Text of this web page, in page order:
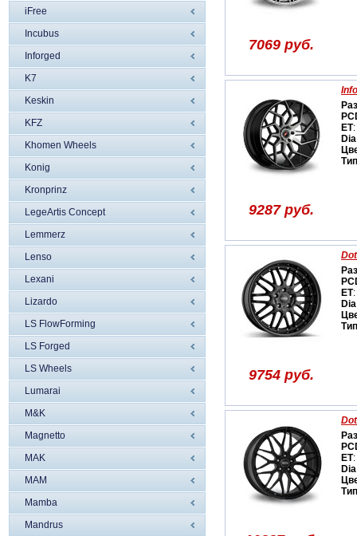
iFree
Incubus
Inforged
K7
Keskin
KFZ
Khomen Wheels
Konig
Kronprinz
LegeArtis Concept
Lemmerz
Lenso
Lexani
Lizardo
LS FlowForming
LS Forged
LS Wheels
Lumarai
M&K
Magnetto
MAK
MAM
Mamba
Mandrus
7069 руб.
ET
Dia
Тип
9287 руб.
ET
Dia
Тип
9754 руб.
ET
Dia
Тип